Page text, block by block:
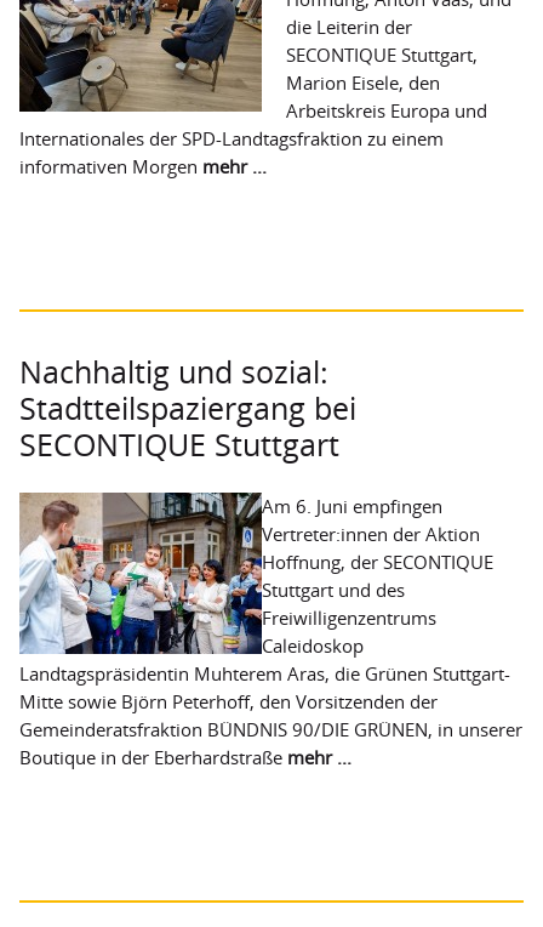
die Leiterin der
SECONTIQUE Stuttgart,
Marion Eisele, den
Arbeitskreis Europa und
Internationales der SPD-Landtagsfraktion zu einem
informativen Morgen mehr ...
Nachhaltig und sozial:
Stadtteilspaziergang bei
SECONTIQUE Stuttgart
Am 6. Juni empfingen
Vertreter:innen der Aktion
Hoffnung, der SECONTIQUE
Stuttgart und des
Freiwilligenzentrums
Caleidoskop
Landtagspräsidentin Muhterem Aras, die Grünen Stuttgart-
Mitte sowie Björn Peterhoff, den Vorsitzenden der
Gemeinderatsfraktion BÜNDNIS 90/DIE GRÜNEN, in unserer
Boutique in der Eberhardstraße mehr ...